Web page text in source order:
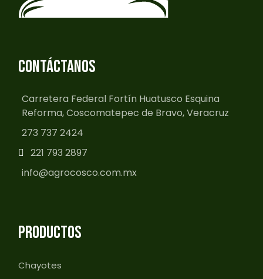
CONTÁCTANOS
Carretera Federal Fortín Huatusco Esquina
Reforma, Coscomatepec de Bravo, Veracruz
273 737 2424
221 793 2897
info@agrocosco.com.mx
PRODUCTOS
Chayotes